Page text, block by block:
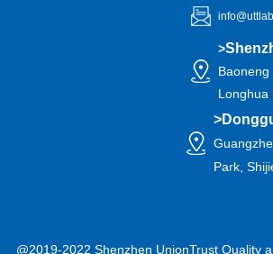
>
Longhua
>
Park,
@2019-2022 Shenzhen UnionTrust Quality